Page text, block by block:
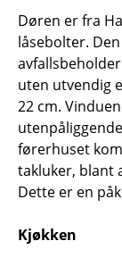
Døren er fra
låsebolter.
uten utvendig
22 cm.
førerhuset
takluker, blant
Dette er en
Kjøkken